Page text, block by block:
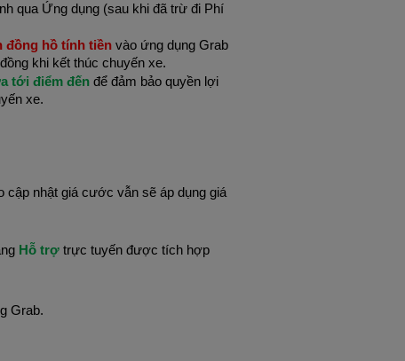
qua Ứng dụng (sau khi đã trừ đi Phí
đồng hồ tính tiền vào ứng dụng Grab
khi kết thúc chuyến xe.
tới điểm đến để đảm bảo quyền lợi
xe.
cập nhật giá cước vẫn sẽ áp dụng giá
Hỗ trợ trực tuyến được tích hợp
Grab.